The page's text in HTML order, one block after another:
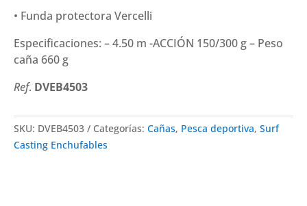
• Funda protectora Vercelli
Especificaciones: – 4.50 m -ACCIÓN 150/300 g – Peso
caña 660 g
Ref. DVEB4503
SKU: DVEB4503 Categorías: Cañas, Pesca deportiva, Surf
Casting Enchufables